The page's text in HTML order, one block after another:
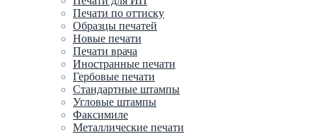
Печати по оттиску
Образцы печатей
Новые печати
Печати врача
Иностранные печати
Гербовые печати
Стандартные штампы
Угловые штампы
Факсимиле
Металлические печати